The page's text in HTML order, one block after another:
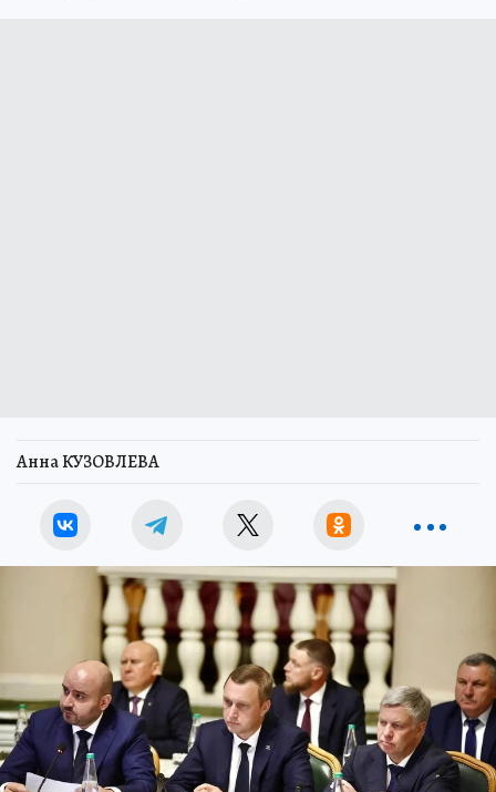
Анна КУЗОВЛЕВА